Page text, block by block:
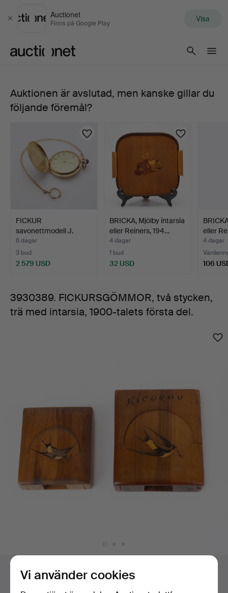
Stäng
Auctionet
Finns på Google Play Visa
FICKURSGÖMMOR,
stycken,
intarsia,
1900-
talets
första
del.
Auktionen är avslutad, men kanske gillar du
följande föremål?
FICKUR
savonettmodell J.
Calame Robert, me…
6 dagar
3 bud
2 579 USD
BRICKA, Mjölby intarsia
eller Reiners, 194…
4 dagar
1 bud
32 USD
eller
4 dagar
106
3930389. FICKURSGÖMMOR, två stycken,
trä med intarsia, 1900-talets första del.
Budgivning
Högsta bud: Slutar om:
Vi använder cookies